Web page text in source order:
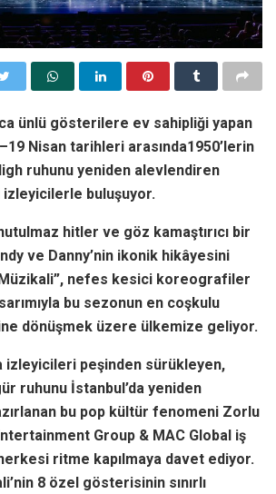
ünlü gösterilere ev sahipliği yapan
Nisan tarihleri arasında1950’lerin
ruhunu yeniden alevlendiren
izleyicilerle buluşuyor.
hitler ve göz kamaştırıcı bir
ve Danny’nin ikonik hikâyesini
nefes kesici koreografiler
bu sezonun en coşkulu
dönüşmek üzere ülkemize geliyor.
izleyicileri peşinden sürükleyen,
ruhunu İstanbul’da yeniden
bu pop kültür fenomeni Zorlu
Group & MAC Global iş
ritme kapılmaya davet ediyor.
8 özel gösterisinin sınırlı